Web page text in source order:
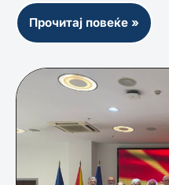
Прочитај повеќе »